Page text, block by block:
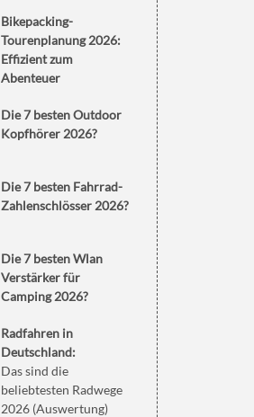
Bikepacking-
Tourenplanung 2026:
Effizient zum
Abenteuer
Die 7 besten Outdoor
Kopfhörer 2026?
Die 7 besten Fahrrad-
Zahlenschlösser 2026?
Die 7 besten Wlan
Verstärker für
Camping 2026?
Radfahren in
Deutschland:
Das sind die
beliebtesten Radwege
2026 (Auswertung)